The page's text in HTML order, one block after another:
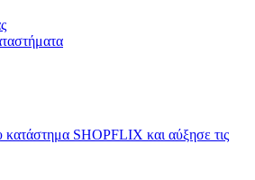
κατάστημα SHOPFLIX και αύξησε τις